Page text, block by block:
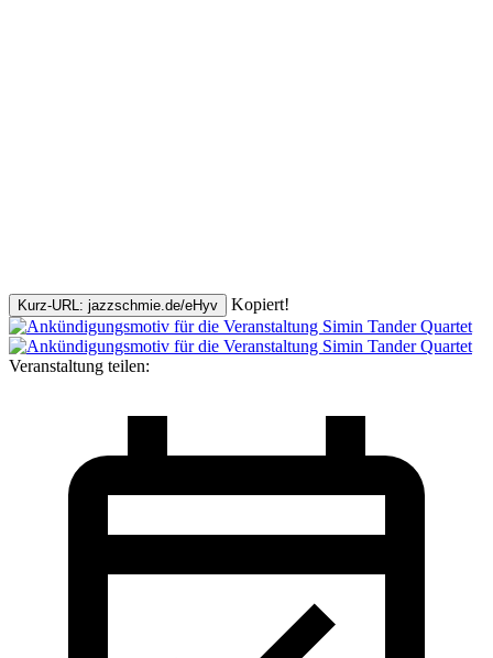
Kurz-URL: jazzschmie.de/eHyv Kopiert!
Veranstaltung teilen: